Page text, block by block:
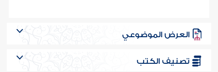
العرض الموضوعي
تصنيف الكتب